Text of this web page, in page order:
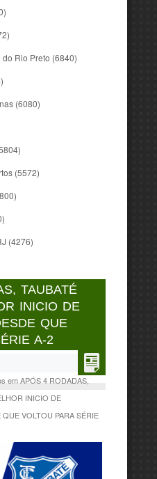
Rio Preto (6840)
(6080)
(5572)
(4276)
TAUBATÉ
INICIO DE
QUE
A-2
em APÓS 4 RODADAS,
INICIO DE
VOLTOU PARA SÉRIE